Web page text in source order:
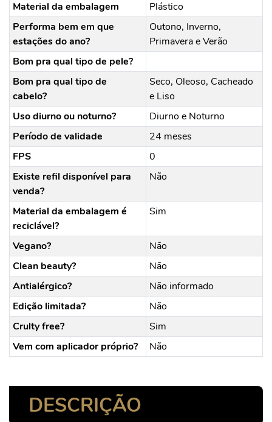
Material da embalagem
Plástico
Performa bem em que
estações do ano?
Outono, Inverno,
Primavera e Verão
Bom pra qual tipo de pele?
Bom pra qual tipo de
cabelo?
Seco, Oleoso, Cacheado
e Liso
Uso diurno ou noturno?
Diurno e Noturno
Período de validade
24 meses
FPS
0
Existe refil disponível para
venda?
Não
Material da embalagem é
reciclável?
Sim
Vegano?
Não
Clean beauty?
Não
Antialérgico?
Não informado
Edição limitada?
Não
Crulty free?
Sim
Vem com aplicador próprio?
Não
DESCRIÇÃO